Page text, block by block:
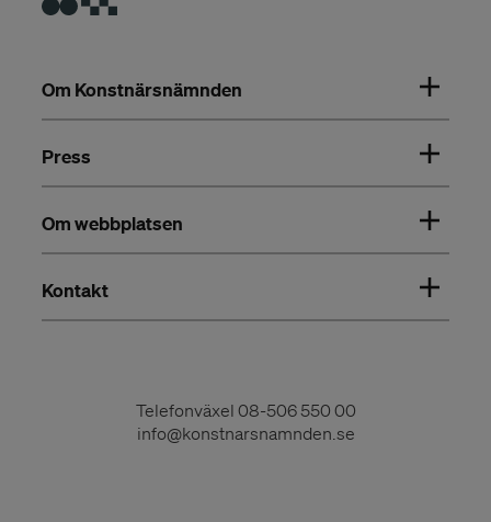
Om Konstnärsnämnden
Press
Om webbplatsen
Kontakt
Telefonväxel 08-506 550 00
info@konstnarsnamnden.se